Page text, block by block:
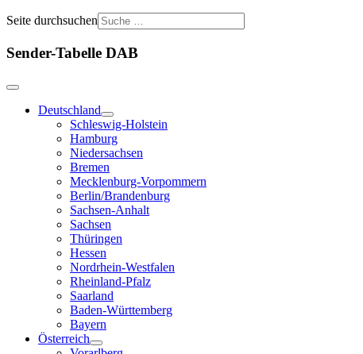
Seite durchsuchen
Sender-Tabelle DAB
Deutschland
Schleswig-Holstein
Hamburg
Niedersachsen
Bremen
Mecklenburg-Vorpommern
Berlin/Brandenburg
Sachsen-Anhalt
Sachsen
Thüringen
Hessen
Nordrhein-Westfalen
Rheinland-Pfalz
Saarland
Baden-Württemberg
Bayern
Österreich